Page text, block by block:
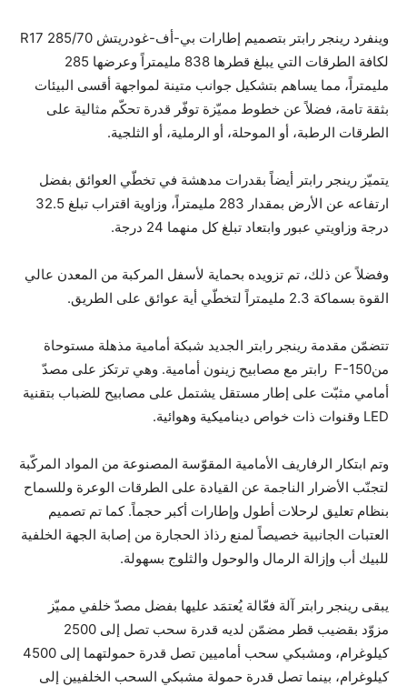
وينفرد رينجر رابتر بتصميم إطارات بي-أف-غودريتش 285/70 R17
لكافة الطرقات التي يبلغ قطرها 838 مليمتراً وعرضها 285
مليمتراً، مما يساهم بتشكيل جوانب متينة لمواجهة أقسى البيئات
بثقة تامة، فضلاً عن خطوط مميّزة توفّر قدرة تحكّم مثالية على
الطرقات الرطبة، أو الموحلة، أو الرملية، أو الثلجية.
يتميّز رينجر رابتر أيضاً بقدرات مدهشة في تخطّي العوائق بفضل
ارتفاعه عن الأرض بمقدار 283 مليمتراً، وزاوية اقتراب تبلغ 32.5
درجة وزاويتي عبور وابتعاد تبلغ كل منهما 24 درجة.
وفضلاً عن ذلك، تم تزويده بحماية لأسفل المركبة من المعدن عالي
القوة بسماكة 2.3 مليمتراً لتخطّي أية عوائق على الطريق.
تتضمّن مقدمة رينجر رابتر الجديد شبكة أمامية مذهلة مستوحاة
منF-150 رابتر مع مصابيح زينون أمامية. وهي ترتكز على مصدّ
أمامي مثبّت على إطار مستقل يشتمل على مصابيح للضباب بتقنية
LED وقنوات ذات خواص ديناميكية وهوائية.
وتم ابتكار الرفاريف الأمامية المقوّسة المصنوعة من المواد المركّبة
لتجنّب الأضرار الناجمة عن القيادة على الطرقات الوعرة وللسماح
بنظام تعليق لرحلات أطول وإطارات أكبر حجماً. كما تم تصميم
العتبات الجانبية خصيصاً لمنع رذاذ الحجارة من إصابة الجهة الخلفية
للبيك أب وإزالة الرمال والوحول والثلوج بسهولة.
يبقى رينجر رابتر آلة فعّالة يُعتمَد عليها بفضل مصدّ خلفي مميّز
مزوّد بقضيب قطر مضمّن لديه قدرة سحب تصل إلى 2500
كيلوغرام، ومشبكي سحب أماميين تصل قدرة حمولتهما إلى 4500
كيلوغرام، بينما تصل قدرة حمولة مشبكي السحب الخلفيين إلى